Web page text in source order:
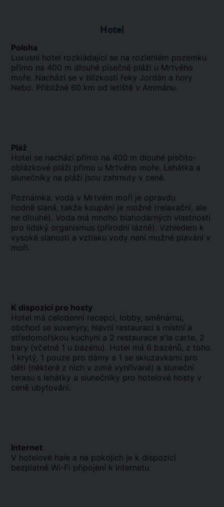
Hotel
Poloha
Luxusní hotel rozkládající se na rozlehlém pozemku
přímo na 400 m dlouhé písečné pláži u Mrtvého
moře. Nachází se v blízkosti řeky Jordán a hory
Nebo. Přibližně 60 km od letiště v Ammánu.
Pláž
Hotel se nachází přímo na 400 m dlouhé písčito-
oblázkové pláži přímo u Mrtvého moře. Lehátka a
slunečníky na pláži jsou zahrnuty v ceně.
Poznámka: voda v Mrtvém moři je opravdu
hodně slaná, takže koupání je možné (relaxační, ale
ne dlouhé). Voda má mnoho blahodárných vlastností
pro lidský organismus (přírodní lázně). Vzhledem k
vysoké slanosti a vztlaku vody není možné plavání v
moři.
K dispozici pro hosty
Hotel má celodenní recepci, lobby, směnárnu,
obchod se suvenýry, hlavní restauraci s místní a
středomořskou kuchyní a 2 restaurace a'la carte, 2
bary (včetně 1 u bazénu). Hotel má 6 bazénů, z toho
1 krytý, 1 pouze pro dámy a 1 se skluzavkami pro
děti (některé z nich v zimě vyhřívané) a sluneční
terasu s lehátky a slunečníky pro hotelové hosty v
ceně ubytování.
Internet
V hotelové hale a na pokojích je k dispozici
bezplatné Wi-Fi připojení k internetu.